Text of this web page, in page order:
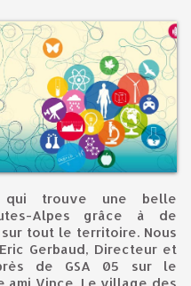
Alpes grâce à de
tout le territoire. Nous
Gerbaud, Directeur et
de GSA 05 sur le
ami Vince. Le village des